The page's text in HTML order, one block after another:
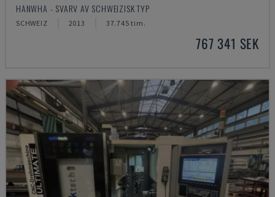
HANWHA - SVARV AV SCHWEIZISK TYP
SCHWEIZ 2013 37.745 tim.
767 341 SEK